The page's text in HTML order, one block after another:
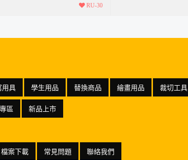
RU-30
用具 學生用品 替換商品 繪畫用品 裁切工具
區 新品上市
檔案下載 常見問題 聯絡我們